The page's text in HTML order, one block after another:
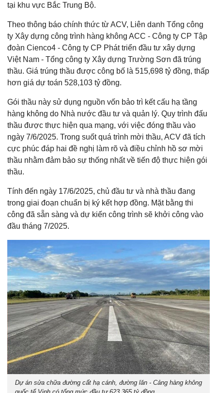
tại khu vực Bắc Trung Bộ.
Theo thông báo chính thức từ ACV, Liên danh Tổng công
ty Xây dựng công trình hàng không ACC - Công ty CP Tập
đoàn Cienco4 - Công ty CP Phát triển đầu tư xây dựng
Việt Nam - Tổng công ty Xây dựng Trường Sơn đã trúng
thầu. Giá trúng thầu được công bố là 515,698 tỷ đồng, thấp
hơn giá dự toán 528,103 tỷ đồng.
Gói thầu này sử dụng nguồn vốn bảo trì kết cấu hạ tầng
hàng không do Nhà nước đầu tư và quản lý. Quy trình đấu
thầu được thực hiện qua mạng, với việc đóng thầu vào
ngày 7/6/2025. Trong suốt quá trình mời thầu, ACV đã tích
cực phúc đáp hai đề nghị làm rõ và điều chỉnh hồ sơ mời
thầu nhằm đảm bảo sự thống nhất về tiến độ thực hiện gói
thầu.
Tính đến ngày 17/6/2025, chủ đầu tư và nhà thầu đang
trong giai đoạn chuẩn bị ký kết hợp đồng. Mặt bằng thi
công đã sẵn sàng và dự kiến công trình sẽ khởi công vào
đầu tháng 7/2025.
Dự án sửa chữa đường cất hạ cánh, đường lăn - Cảng hàng không